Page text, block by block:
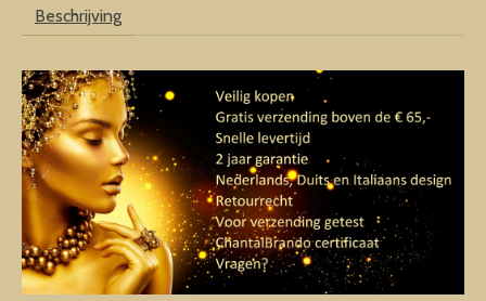
Beschrijving